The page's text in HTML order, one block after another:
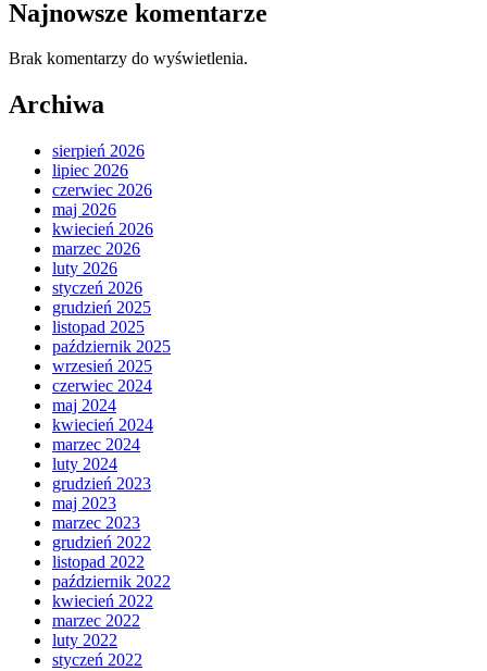
Najnowsze komentarze
Brak komentarzy do wyświetlenia.
Archiwa
sierpień 2026
lipiec 2026
czerwiec 2026
maj 2026
kwiecień 2026
marzec 2026
luty 2026
styczeń 2026
grudzień 2025
listopad 2025
październik 2025
wrzesień 2025
czerwiec 2024
maj 2024
kwiecień 2024
marzec 2024
luty 2024
grudzień 2023
maj 2023
marzec 2023
grudzień 2022
listopad 2022
październik 2022
kwiecień 2022
marzec 2022
luty 2022
styczeń 2022